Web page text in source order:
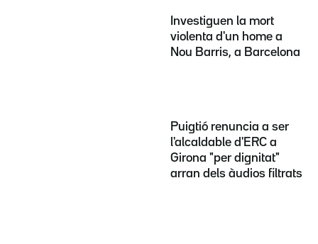
Investiguen la mort
violenta d'un home a
Nou Barris, a Barcelona
Puigtió renuncia a ser
l'alcaldable d'ERC a
Girona "per dignitat"
arran dels àudios filtrats